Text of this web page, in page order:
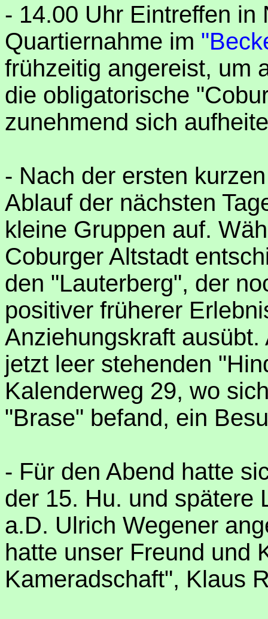
- 14.00 Uhr Eintreffen in
Quartiernahme im
frühzeitig angereist, um
die obligatorische
zunehmend sich
- Nach der ersten
Ablauf der nächsten
kleine Gruppen auf.
Coburger Altstadt
den "Lauterberg", der
positiver früherer
Anziehungskraft
jetzt leer stehenden
Kalenderweg 29, wo
"Brase" befand, ein
- Für den Abend hatte
der 15. Hu. und spätere
a.D. Ulrich Wegener
hatte unser Freund und
Kameradschaft", Klaus